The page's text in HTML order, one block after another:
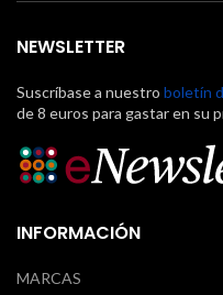
NEWSLETTER
Suscríbase a nuestro boletín
de 8 euros para gastar en su
INFORMACIÓN
MARCAS